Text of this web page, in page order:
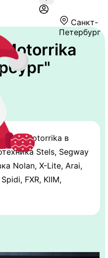
Санкт-
Петербург
сети Motorrika в
Stels, Segway
Nolan, X-Lite, Arai,
FXR, KlIM,